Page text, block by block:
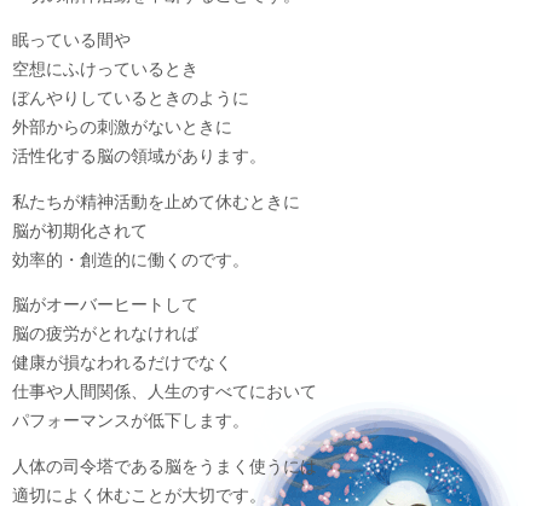
眠っている間や
空想にふけっているとき
ぼんやりしているときのように
外部からの刺激がないときに
活性化する脳の領域があります。
私たちが精神活動を止めて休むときに
脳が初期化されて
効率的・創造的に働くのです。
脳がオーバーヒートして
脳の疲労がとれなければ
健康が損なわれるだけでなく
仕事や人間関係、人生のすべてにおいて
パフォーマンスが低下します。
人体の司令塔である脳をうまく使うには
適切によく休むことが大切です。